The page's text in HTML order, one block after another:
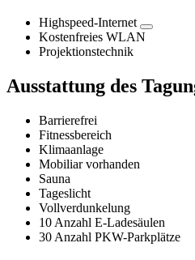
Highspeed-Internet
Kostenfreies WLAN
Projektionstechnik
Ausstattung des
Barrierefrei
Fitnessbereich
Klimaanlage
Mobiliar vorhanden
Sauna
Tageslicht
Vollverdunkelung
10 Anzahl E-Ladesäulen
30 Anzahl PKW-Parkplätze